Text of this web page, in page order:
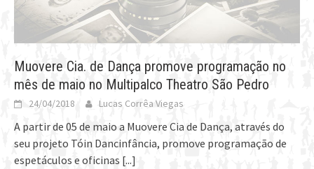
Muovere Cia. de Dança promove programação no
mês de maio no Multipalco Theatro São Pedro
24/04/2018 Lucas Corrêa Viegas
A partir de 05 de maio a Muovere Cia de Dança, através do
seu projeto Tóin Dancinfância, promove programação de
espetáculos e oficinas [...]